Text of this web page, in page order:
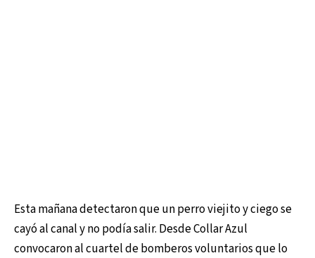
Esta mañana detectaron que un perro viejito y ciego se
cayó al canal y no podía salir. Desde Collar Azul
convocaron al cuartel de bomberos voluntarios que lo